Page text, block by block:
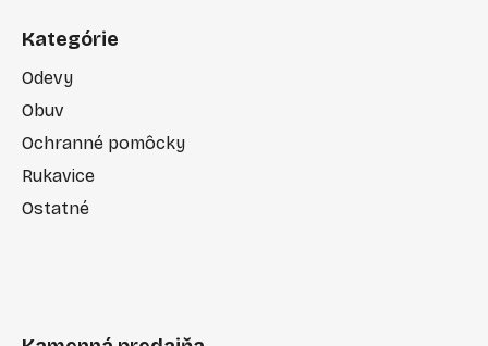
Kategórie
Odevy
Obuv
Ochranné pomôcky
Rukavice
Ostatné